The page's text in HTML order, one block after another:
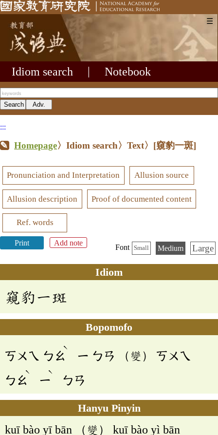
☰
Idiom search Notebook
:::
Homepage〉Idiom search〉Text〉 [窺豹一斑]
Pronunciation and Interpretation Allusion source
Allusion description Proof of documented content
Ref. words
Print Add note
Font Small Medium Large
Idiom
窺豹一斑
Bopomofo
ㄎㄨㄟ ㄅㄠ
ˋ
ㄧ ㄅㄢ （變）
ㄎㄨㄟ
ㄅㄠ
ˋ
ㄧ
ˋ
ㄅㄢ
Hanyu Pinyin
kuī bào yī bān （變） kuī bào yì bān